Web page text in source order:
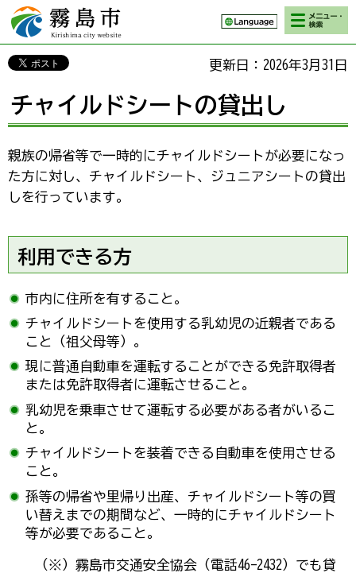
霧島市 Kirishima
city website
検索・メニ
ュー
更新日：2026年3月31日
チャイルドシートの貸出し
親族の帰省等で一時的にチャイルドシートが必要になっ
た方に対し、チャイルドシート、ジュニアシートの貸出
しを行っています。
利用できる方
市内に住所を有すること。
チャイルドシートを使用する乳幼児の近親者である
こと（祖父母等）。
現に普通自動車を運転することができる免許取得者
または免許取得者に運転させること。
乳幼児を乗車させて運転する必要がある者がいるこ
と。
チャイルドシートを装着できる自動車を使用させる
こと。
孫等の帰省や里帰り出産、チャイルドシート等の買
い替えまでの期間など、一時的にチャイルドシート
等が必要であること。
（※）霧島市交通安全協会（電話46-2432）でも貸